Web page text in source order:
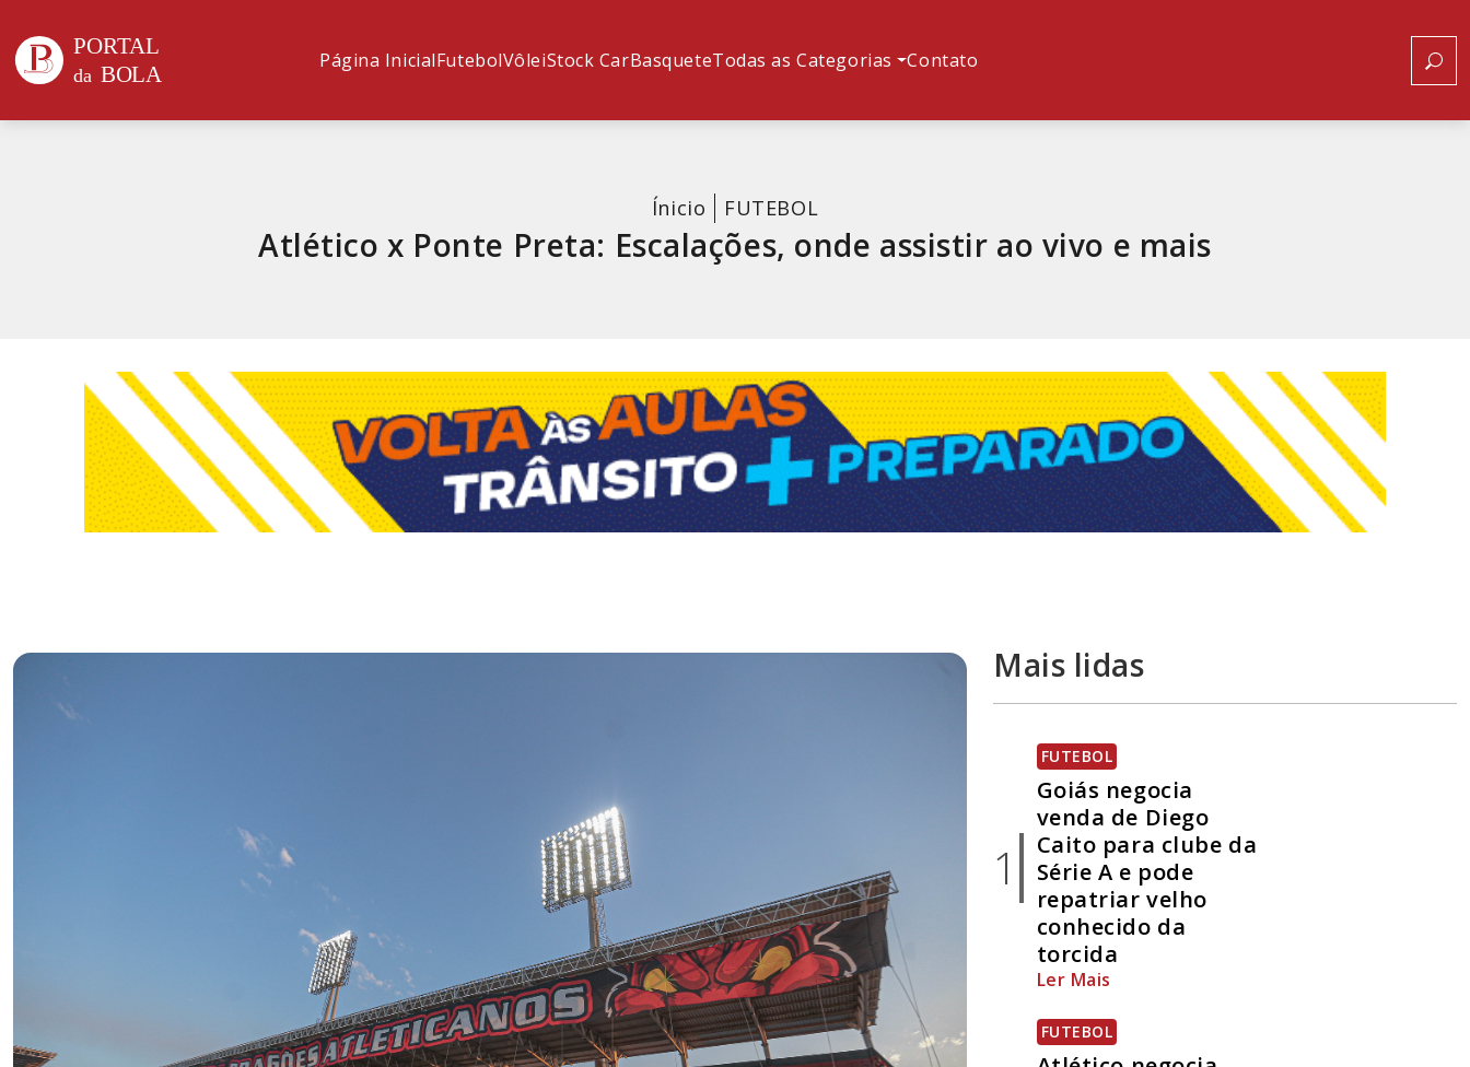
Página InicialFutebolVôleiStock CarBasqueteTodas as Categorias Contato
Ínicio FUTEBOL
Atlético x Ponte Preta: Escalações, onde assistir ao vivo e mais
Mais lidas
1
FUTEBOL
Goiás negocia
venda de Diego
Caito para clube da
Série A e pode
repatriar velho
conhecido da
torcida
Ler Mais
FUTEBOL